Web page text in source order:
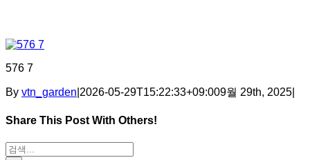
576 7
By vtn_garden 2026-05-29T15:22:33+09:009월 29th, 2025
Share This Post With Others!
Facebook
X
Tumblr
Pinterest
이메일
검색: